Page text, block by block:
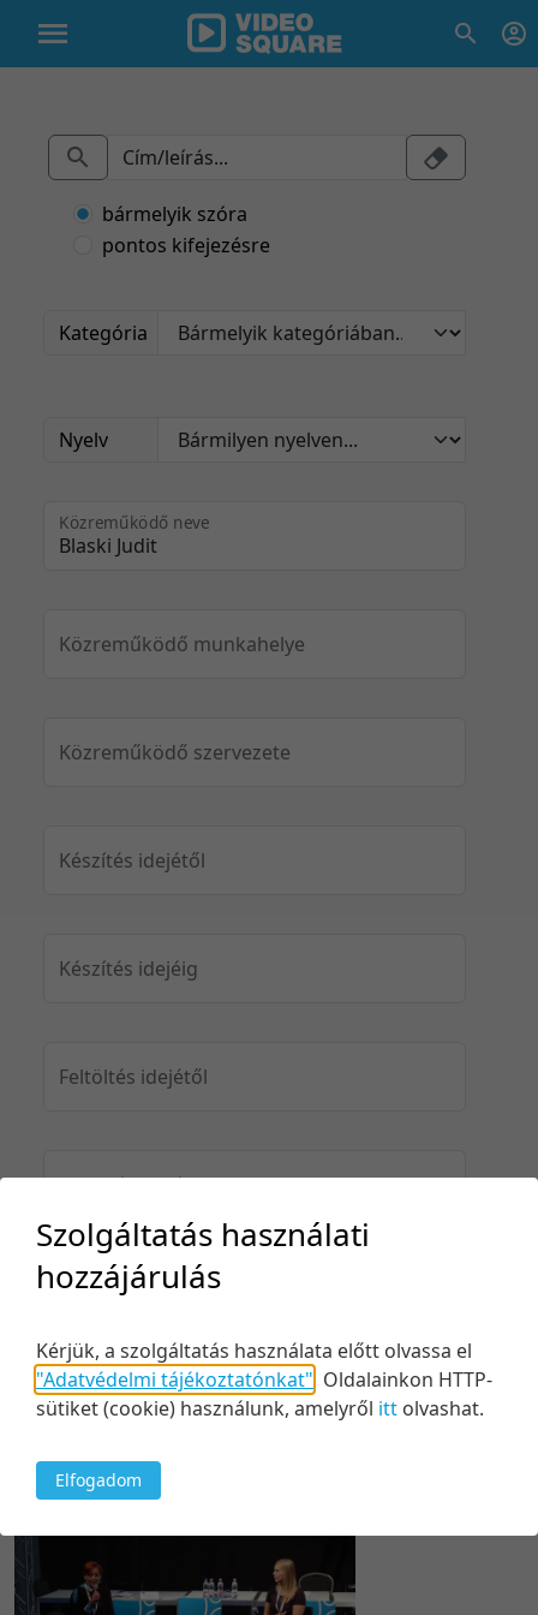
bármelyik szóra
pontos kifejezésre
Kategória
Nyelv
Közreműködő neve
Közreműködő munkahelye
Közreműködő szervezete
Készítés idejétől
Készítés idejéig
Feltöltés idejétől
Feltöltés idejéig
Kezdés/felvétel dátuma szerint
1 tétel
20 tétel/oldal
Szolgáltatás használati
hozzájárulás
Kérjük, a szolgáltatás használata előtt olvassa el
"Adatvédelmi tájékoztatónkat" Oldalainkon HTTP-
sütiket (cookie) használunk, amelyről itt olvashat.
Elfogadom